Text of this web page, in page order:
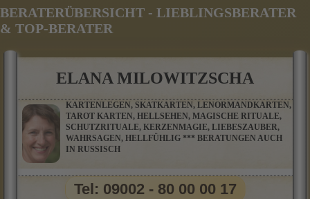
BERATERÜBERSICHT - LIEBLINGSBERATER
& TOP-BERATER
ELANA MILOWITZSCHA
KARTENLEGEN, SKATKARTEN, LENORMANDKARTEN,
TAROT KARTEN, HELLSEHEN, MAGISCHE RITUALE,
SCHUTZRITUALE, KERZENMAGIE, LIEBESZAUBER,
WAHRSAGEN, HELLFÜHLIG *** BERATUNGEN AUCH
IN RUSSISCH
Tel: 09002 - 80 00 00 17